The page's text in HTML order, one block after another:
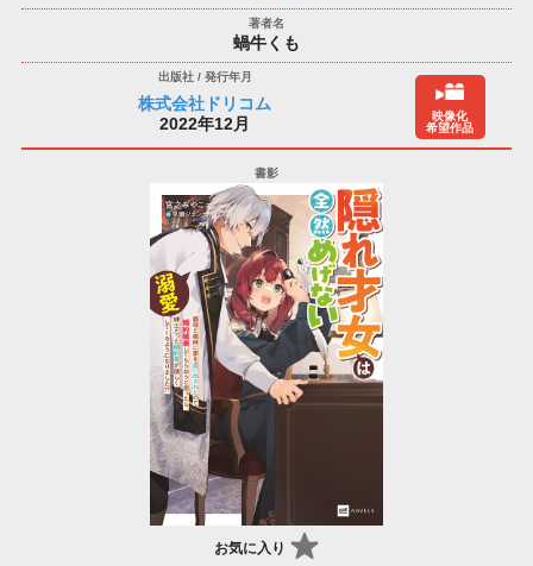
蝸牛くも
株式会社ドリコム
2022年12月
映像化
希望作品
お気に入り